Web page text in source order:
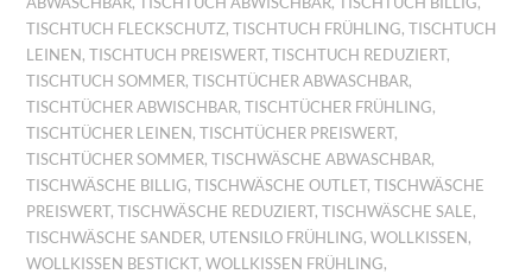
TISCHTUCH FLECKSCHUTZ,TISCHTUCH FRÜHLING,TISCHTUCH
LEINEN ,TISCHTUCH PREISWERT,TISCHTUCH REDUZIERT,
TISCHTUCH SOMMER,TISCHTÜCHER ABWASCHBAR,
TISCHTÜCHER ABWISCHBAR,TISCHTÜCHER FRÜHLING,
TISCHTÜCHER LEINEN ,TISCHTÜCHER PREISWERT,
TISCHTÜCHER SOMMER,TISCHWÄSCHE ABWASCHBAR,
TISCHWÄSCHE BILLIG,TISCHWÄSCHE OUTLET,TISCHWÄSCHE
PREISWERT,TISCHWÄSCHE REDUZIERT,TISCHWÄSCHE SALE,
TISCHWÄSCHE SANDER, UTENSILO FRÜHLING,WOLLKISSEN ,
WOLLKISSEN BESTICKT,WOLLKISSEN FRÜHLING,